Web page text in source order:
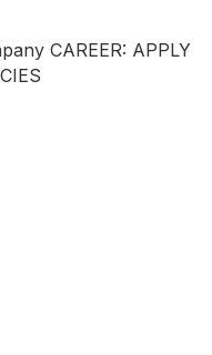
CAREER: APPLY